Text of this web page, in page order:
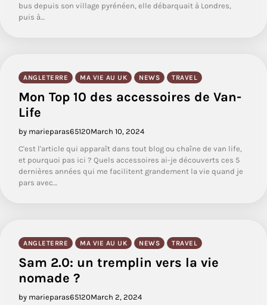
bus depuis son village pyrénéen, elle débarquait à Londres,
puis à…
ANGLETERRE MA VIE AU UK NEWS TRAVEL
Mon Top 10 des accessoires de Van-
Life
by marieparas65120March 10, 2024
C'est l'article qui apparaît dans tout blog ou chaîne de van life,
et pourquoi pas ici ? Quels accessoires ai-je découverts ces 5
dernières années qui me facilitent grandement la vie quand je
pars avec…
ANGLETERRE MA VIE AU UK NEWS TRAVEL
Sam 2.0: un tremplin vers la vie
nomade ?
by marieparas65120March 2, 2024